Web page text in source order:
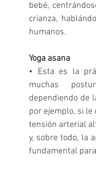
bebé,
crianza,
humanos.
Yoga asana
• Esta es la
muchas
dependiendo de
por ejemplo, si
tensión arterial
y, sobre todo, la
fundamental